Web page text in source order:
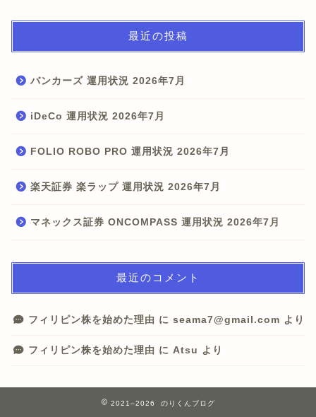
最近の投稿
バンカーズ 運用状況 2026年7月
iDeCo 運用状況 2026年7月
FOLIO ROBO PRO 運用状況 2026年7月
楽天証券 楽ラップ 運用状況 2026年7月
マネックス証券 ONCOMPASS 運用状況 2026年7月
最近のコメント
フィリピン株を始めた理由 に seama7@gmail.com より
フィリピン株を始めた理由 に Atsu より
2021–2026 のりくんブログ